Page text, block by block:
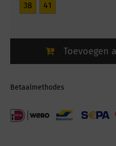
38 41
Toevoegen
Betaalmethodes